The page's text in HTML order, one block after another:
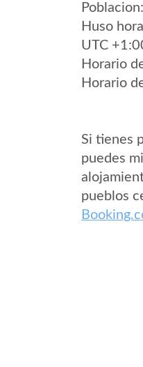
Huso
UTC
Horario
Horario
Si tienes
puedes
pueblos